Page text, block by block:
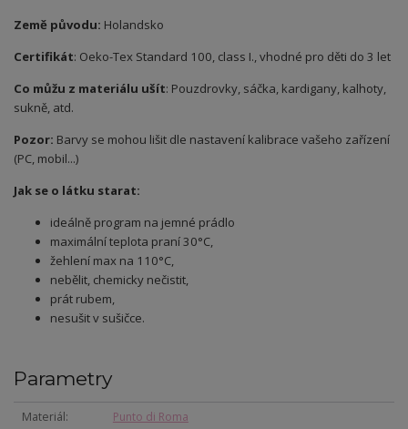
Země původu: Holandsko
Certifikát: Oeko-Tex Standard 100, class I., vhodné pro děti do 3 let
Co můžu z materiálu ušít: Pouzdrovky, sáčka, kardigany, kalhoty,
sukně, atd.
Pozor: Barvy se mohou lišit dle nastavení kalibrace vašeho zařízení
(PC, mobil...)
Jak se o látku starat:
ideálně program na jemné prádlo
maximální teplota praní 30°C,
žehlení max na 110°C,
nebělit, chemicky nečistit,
prát rubem,
nesušit v sušičce.
Parametry
Materiál
Punto di Roma